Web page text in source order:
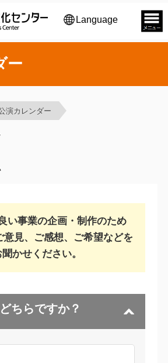
Language
ー
演カレンダー
い事業の企画・制作のため
意見、ご感想、ご希望などを
聞かせください。
ちらですか？